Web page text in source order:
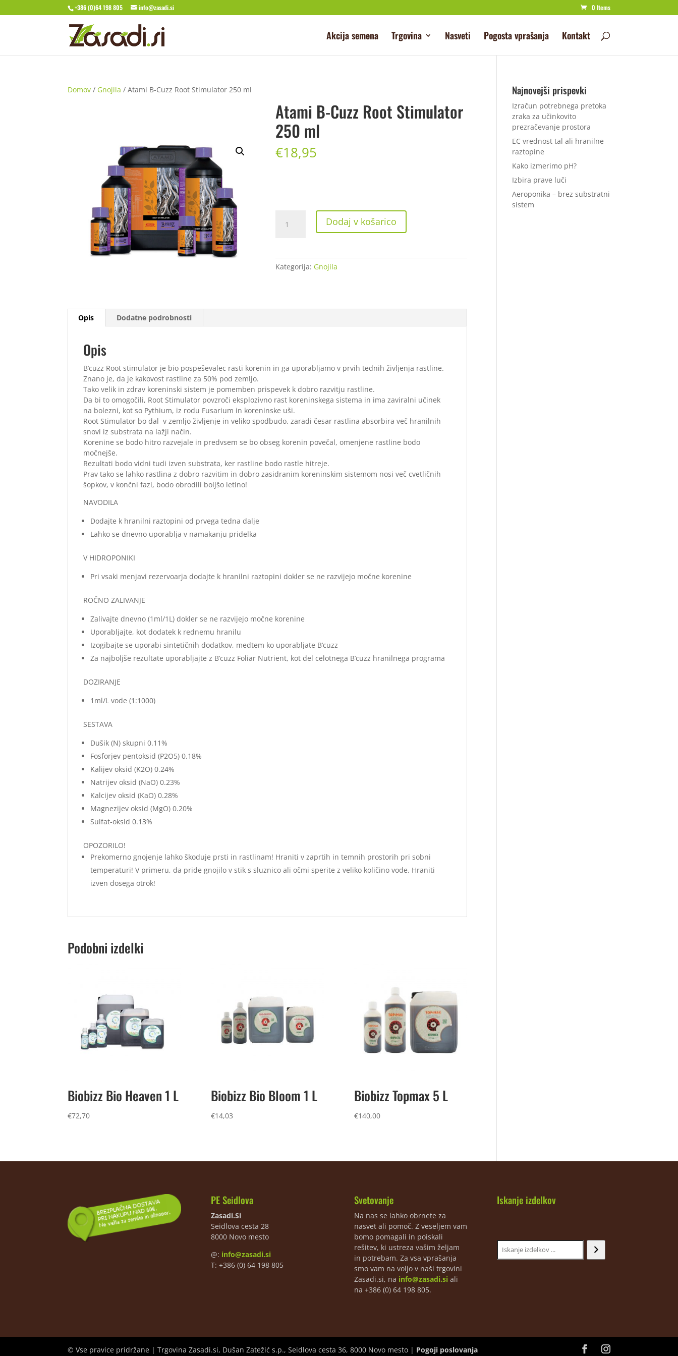
+386 (0)64 198 805 info@zasadi.si 0 Items
Akcija semena Trgovina Nasveti Pogosta vprašanja Kontakt
Domov / Gnojila / Atami B-Cuzz Root Stimulator 250 ml
Atami B-Cuzz Root Stimulator
250 ml
€18,95
Stimulator
250
Dodaj v košarico
Kategorija: Gnojila
Opis Dodatne podrobnosti
Opis
B’cuzz Root stimulator je bio pospeševalec rasti korenin in ga uporabljamo v prvih tednih življenja rastline.
Znano je, da je kakovost rastline za 50% pod zemljo.
Tako velik in zdrav koreninski sistem je pomemben prispevek k dobro razvitju rastline.
Da bi to omogočili, Root Stimulator povzroči eksplozivno rast koreninskega sistema in ima zaviralni učinek
na bolezni, kot so Pythium, iz rodu Fusarium in koreninske uši.
Root Stimulator bo dal v zemljo življenje in veliko spodbudo, zaradi česar rastlina absorbira več hranilnih
snovi iz substrata na lažji način.
Korenine se bodo hitro razvejale in predvsem se bo obseg korenin povečal, omenjene rastline bodo
močnejše.
Rezultati bodo vidni tudi izven substrata, ker rastline bodo rastle hitreje.
Prav tako se lahko rastlina z dobro razvitim in dobro zasidranim koreninskim sistemom nosi več cvetličnih
šopkov, v končni fazi, bodo obrodili boljšo letino!
NAVODILA
Dodajte k hranilni raztopini od prvega tedna dalje
Lahko se dnevno uporablja v namakanju pridelka
V HIDROPONIKI
Pri vsaki menjavi rezervoarja dodajte k hranilni raztopini dokler se ne razvijejo močne korenine
ROČNO ZALIVANJE
Zalivajte dnevno (1ml/1L) dokler se ne razvijejo močne korenine
Uporabljajte, kot dodatek k rednemu hranilu
Izogibajte se uporabi sintetičnih dodatkov, medtem ko uporabljate B’cuzz
Za najboljše rezultate uporabljajte z B’cuzz Foliar Nutrient, kot del celotnega B’cuzz hranilnega programa
DOZIRANJE
1ml/L vode (1:1000)
SESTAVA
Dušik (N) skupni 0.11%
Fosforjev pentoksid (P2O5) 0.18%
Kalijev oksid (K2O) 0.24%
Natrijev oksid (NaO) 0.23%
Kalcijev oksid (KaO) 0.28%
Magnezijev oksid (MgO) 0.20%
Sulfat-oksid 0.13%
OPOZORILO!
Prekomerno gnojenje lahko škoduje prsti in rastlinam! Hraniti v zaprtih in temnih prostorih pri sobni
temperaturi! V primeru, da pride gnojilo v stik s sluznico ali očmi sperite z veliko količino vode. Hraniti
izven dosega otrok!
Podobni izdelki
Biobizz Bio Heaven 1 L
€72,70
Biobizz Bio Bloom 1 L
€14,03
Biobizz Topmax 5 L
€140,00
Najnovejši prispevki
Izračun potrebnega pretoka
zraka za učinkovito
prezračevanje prostora
EC vrednost tal ali hranilne
raztopine
Kako izmerimo pH?
Izbira prave luči
Aeroponika – brez substratni
sistem
PE Seidlova
Zasadi.Si
Seidlova cesta 28
8000 Novo mesto
@: info@zasadi.si
T: +386 (0) 64 198 805
Svetovanje
Na nas se lahko obrnete za
nasvet ali pomoč. Z veseljem vam
bomo pomagali in poiskali
rešitev, ki ustreza vašim željam
in potrebam. Za vsa vprašanja
smo vam na voljo v naši trgovini
Zasadi.si, na info@zasadi.siali
na +386 (0) 64 198 805.
Iskanje izdelkov
© Vse pravice pridržane | Trgovina Zasadi.si, Dušan Zatežić s.p., Seidlova cesta 36, 8000 Novo mesto | Pogoji poslovanja